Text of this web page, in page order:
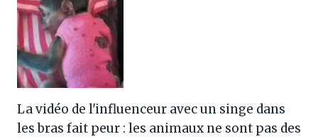
La vidéo de l'influenceur avec un singe dans
les bras fait peur : les animaux ne sont pas des